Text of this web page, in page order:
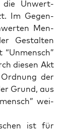
die Unwert­
Im Gegen­
Men­
Gestal­ten
die­sen Akt
der
Grund, aus
wei­
ist für